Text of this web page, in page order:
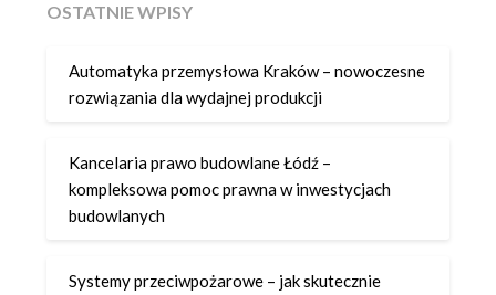
OSTATNIE WPISY
Automatyka przemysłowa Kraków – nowoczesne
rozwiązania dla wydajnej produkcji
Kancelaria prawo budowlane Łódź –
kompleksowa pomoc prawna w inwestycjach
budowlanych
Systemy przeciwpożarowe – jak skutecznie